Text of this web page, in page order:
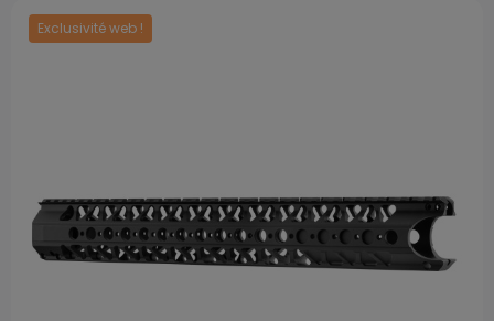
Exclusivité web !